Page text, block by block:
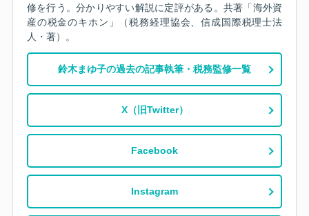
修を行う。分かりやすい解説に定評がある。共著「海外資
産の税金のキホン」（税務経理協会、信成国際税理士法
人・著）。
鈴木まゆ子の過去の記事執筆・税務監修一覧
X（旧Twitter）
Facebook
Instagram